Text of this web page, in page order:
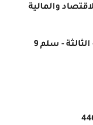
والمالية
- سلم 9